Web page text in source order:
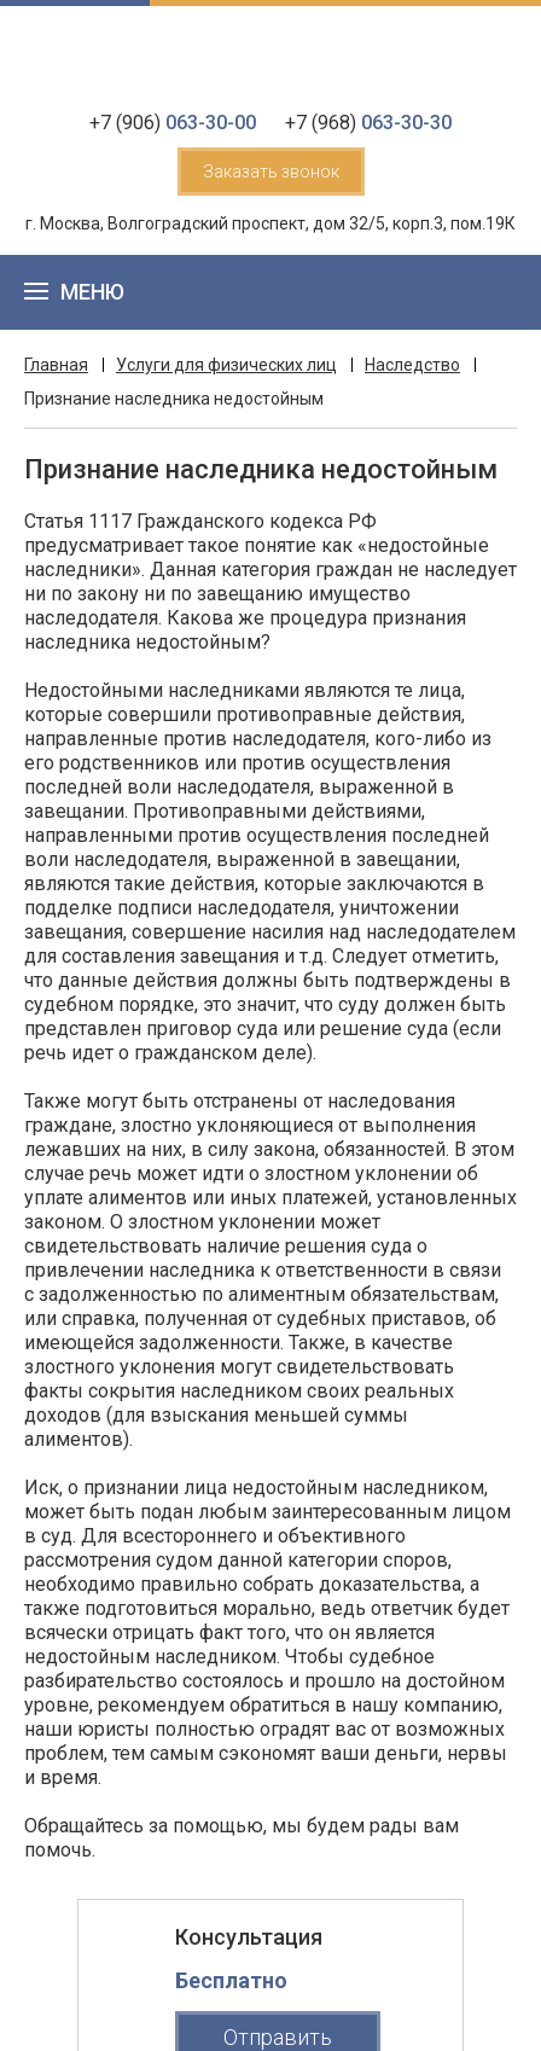
+7 (906) 063-30-00 +7 (968) 063-30-30
Заказать звонок
г. Москва, Волгоградский проспект, дом 32/5, корп.3, пом.19К
МЕНЮ
Главная Услуги для физических лиц
Наследство
Признание наследника недостойным
Признание наследника недостойным
Статья 1117 Гражданского кодекса РФ
предусматривает такое понятие как «недостойные
наследники». Данная категория граждан не наследует
ни по закону ни по завещанию имущество
наследодателя. Какова же процедура признания
наследника недостойным?
Недостойными наследниками являются те лица,
которые совершили противоправные действия,
направленные против наследодателя, кого-либо из
его родственников или против осуществления
последней воли наследодателя, выраженной в
завещании. Противоправными действиями,
направленными против осуществления последней
воли наследодателя, выраженной в завещании,
являются такие действия, которые заключаются в
подделке подписи наследодателя, уничтожении
завещания, совершение насилия над наследодателем
для составления завещания и т.д. Следует отметить,
что данные действия должны быть подтверждены в
судебном порядке, это значит, что суду должен быть
представлен приговор суда или решение суда (если
речь идет о гражданском деле).
Также могут быть отстранены от наследования
граждане, злостно уклоняющиеся от выполнения
лежавших на них, в силу закона, обязанностей. В этом
случае речь может идти о злостном уклонении об
уплате алиментов или иных платежей, установленных
законом. О злостном уклонении может
свидетельствовать наличие решения суда о
привлечении наследника к ответственности в связи
с задолженностью по алиментным обязательствам,
или справка, полученная от судебных приставов, об
имеющейся задолженности. Также, в качестве
злостного уклонения могут свидетельствовать
факты сокрытия наследником своих реальных
доходов (для взыскания меньшей суммы
алиментов).
Иск, о признании лица недостойным наследником,
может быть подан любым заинтересованным лицом
в суд. Для всестороннего и объективного
рассмотрения судом данной категории споров,
необходимо правильно собрать доказательства, а
также подготовиться морально, ведь ответчик будет
всячески отрицать факт того, что он является
недостойным наследником. Чтобы судебное
разбирательство состоялось и прошло на достойном
уровне, рекомендуем обратиться в нашу компанию,
наши юристы полностью оградят вас от возможных
проблем, тем самым сэкономят ваши деньги, нервы
и время.
Обращайтесь за помощью, мы будем рады вам
помочь.
Консультация
Бесплатно
Отправить